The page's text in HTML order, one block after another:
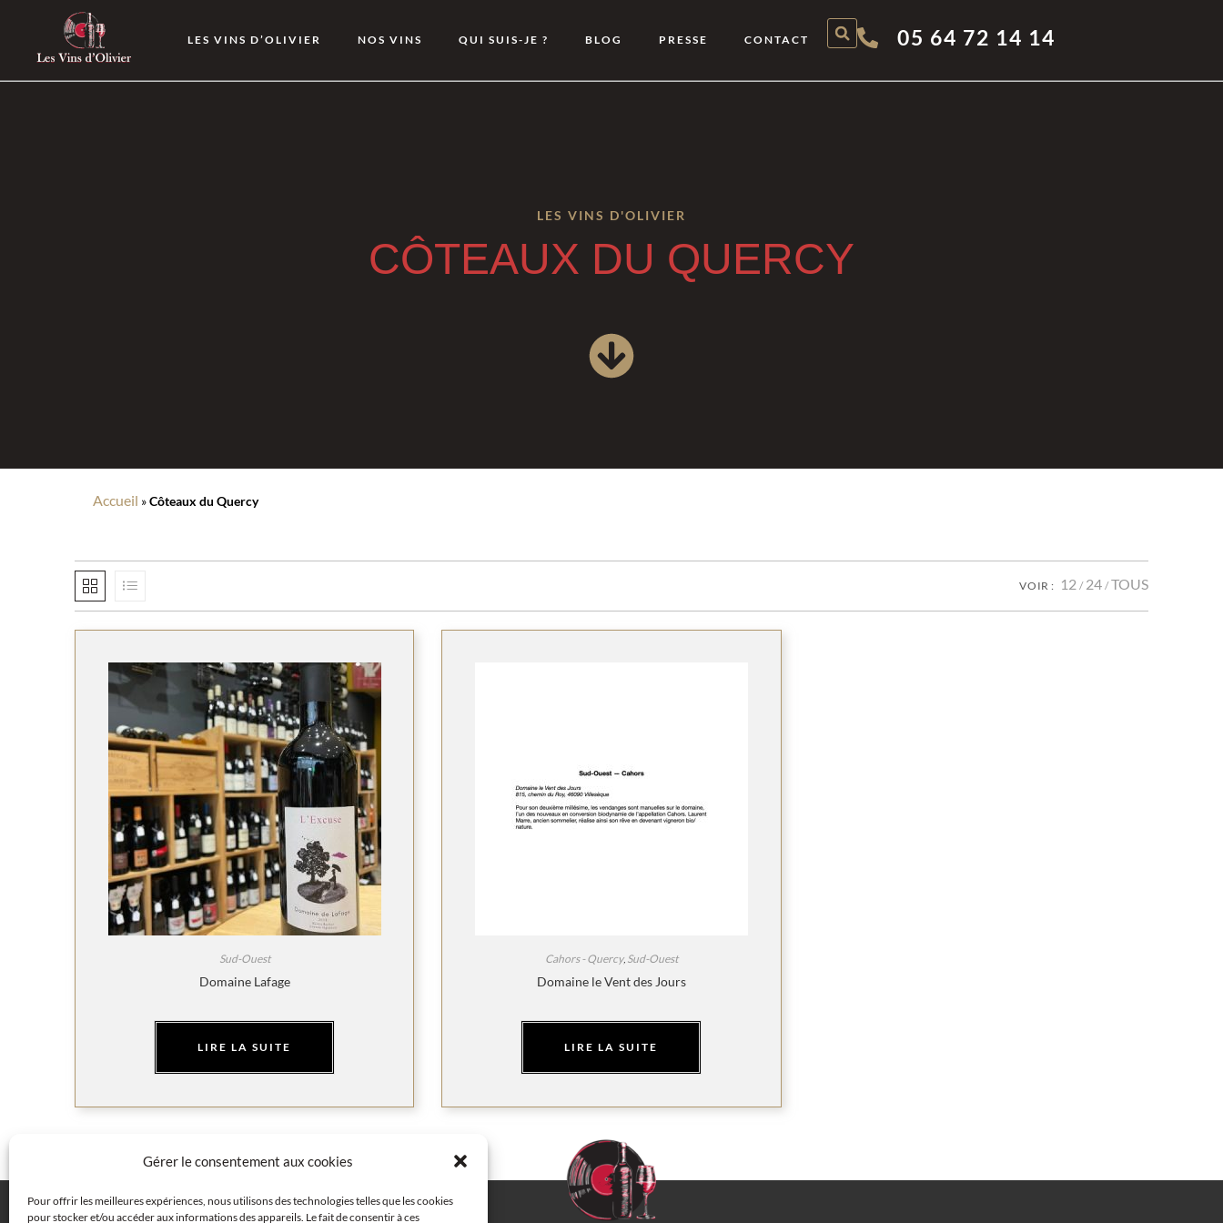
Gérer le consentement aux cookies
Pour offrir les meilleures expériences, nous utilisons des technologies telles que les cookies
pour stocker et/ou accéder aux informations des appareils. Le fait de consentir à ces
LES VINS D’OLIVIER NOS VINS QUI SUIS-JE ? BLOG PRESSE CONTACT 05 64 72 14 14
LES VINS D'OLIVIER
CÔTEAUX DU QUERCY
Accueil »Côteaux du Quercy
VOIR : 12 24 TOUS
Sud-Ouest
Domaine Lafage
LIRE LA SUITE
Cahors - Quercy, Sud-Ouest
Domaine le Vent des Jours
LIRE LA SUITE